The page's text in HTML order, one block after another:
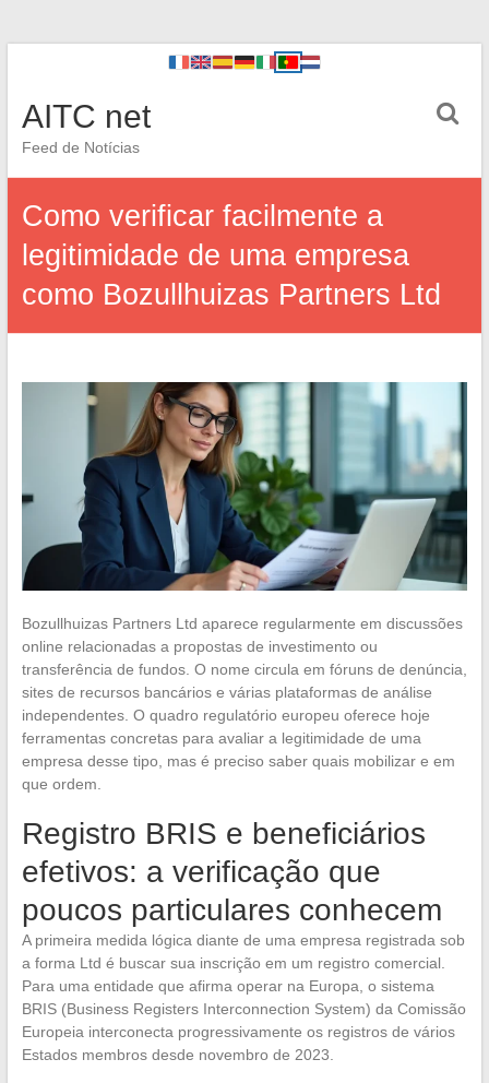
AITC net
Feed de Notícias
Como verificar facilmente a
legitimidade de uma empresa
como Bozullhuizas Partners Ltd
Bozullhuizas Partners Ltd aparece regularmente em discussões
online relacionadas a propostas de investimento ou
transferência de fundos. O nome circula em fóruns de denúncia,
sites de recursos bancários e várias plataformas de análise
independentes. O quadro regulatório europeu oferece hoje
ferramentas concretas para avaliar a legitimidade de uma
empresa desse tipo, mas é preciso saber quais mobilizar e em
que ordem.
Registro BRIS e beneficiários
efetivos: a verificação que
poucos particulares conhecem
A primeira medida lógica diante de uma empresa registrada sob
a forma Ltd é buscar sua inscrição em um registro comercial.
Para uma entidade que afirma operar na Europa, o sistema
BRIS (Business Registers Interconnection System) da Comissão
Europeia interconecta progressivamente os registros de vários
Estados membros desde novembro de 2023.